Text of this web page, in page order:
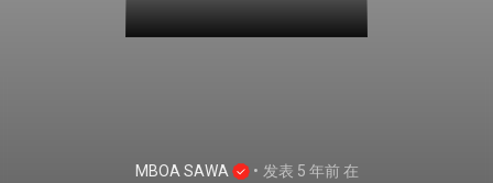
MBOA SAWA • 发表 5 年前在